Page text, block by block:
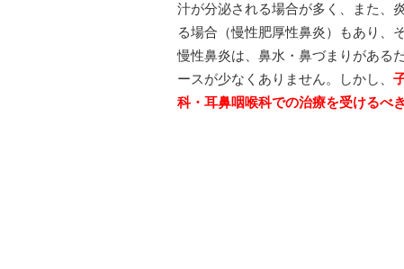
汁が分泌される場合が多く、また、
る場合（慢性肥厚性鼻炎）もあり、
慢性鼻炎は、鼻水・鼻づまりがある
ースが少なくありません。しかし、
科・耳鼻咽喉科での治療を受けるべき